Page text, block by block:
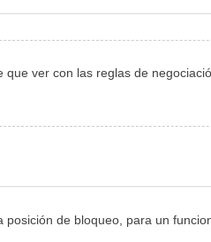
ver con las reglas de
de bloqueo, para un